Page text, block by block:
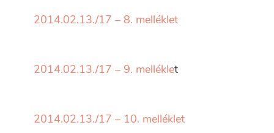
2014.02.13./17 – 8. melléklet
2014.02.13./17 – 9. melléklet
2014.02.13./17 – 10. melléklet